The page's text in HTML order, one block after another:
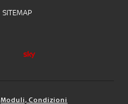
SITEMAP
Moduli, Condizioni